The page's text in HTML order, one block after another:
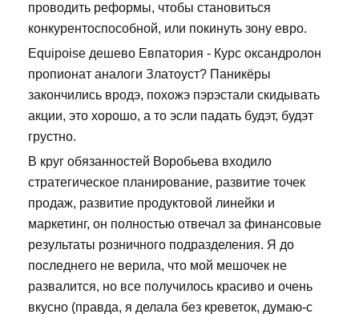
проводить реформы, чтобы становиться
конкурентоспособной, или покинуть зону евро.
Equipoise дешево Евпатория - Курс оксандролон
пропионат аналоги Златоуст? Паникёры
закончились вродэ, похожэ пэрэстали скидывать
акции, это хорошо, а то эсли падать будэт, будэт
грустно.
В круг обязанностей Воробьева входило
стратегическое планирование, развитие точек
продаж, развитие продуктовой линейки и
маркетинг, он полностью отвечал за финансовые
результаты розничного подразделения. Я до
последнего не верила, что мой мешочек не
развалится, но все получилось красиво и очень
вкусно (правда, я делала без креветок, думаю-с